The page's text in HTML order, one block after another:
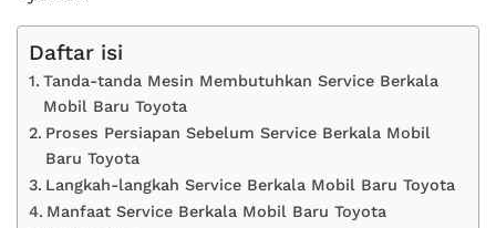
Daftar isi
Tanda-tanda Mesin Membutuhkan Service Berkala
Mobil Baru Toyota
Proses Persiapan Sebelum Service Berkala Mobil
Baru Toyota
Langkah-langkah Service Berkala Mobil Baru Toyota
Manfaat Service Berkala Mobil Baru Toyota